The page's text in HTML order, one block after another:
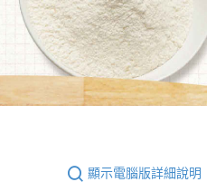
顯示電腦版詳細說明